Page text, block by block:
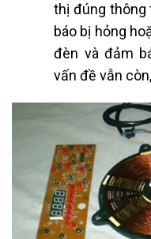
thị đúng thông
báo bị hỏng
đèn và đảm
vấn đề vẫn